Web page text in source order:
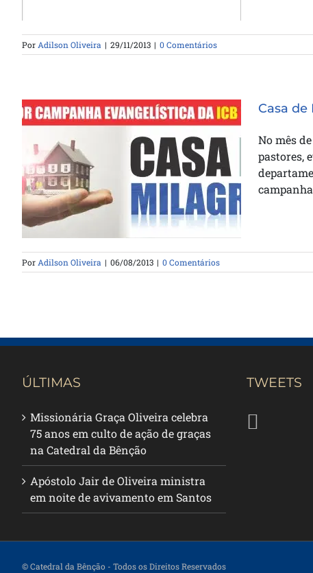
Por Adilson Oliveira | 29/11/2013 | 0 Comentários
Casa de Milagres no DF
Casa de
No mês
pastores,
Por Adilson Oliveira | 06/08/2013 | 0 Comentários
ÚLTIMAS
Missionária Graça Oliveira celebra
75 anos em culto de ação de graças
na Catedral da Bênção
Apóstolo Jair de Oliveira ministra
em noite de avivamento em Santos
TWEETS
© Catedral da Bênção - Todos os Direitos Reservados